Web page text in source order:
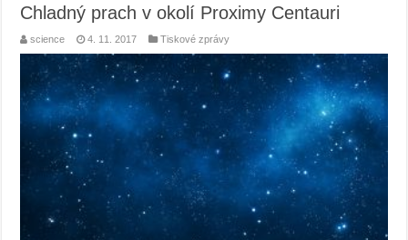
Chladný prach v okolí Proximy Centauri
science 4. 11. 2017 Tiskové zprávy